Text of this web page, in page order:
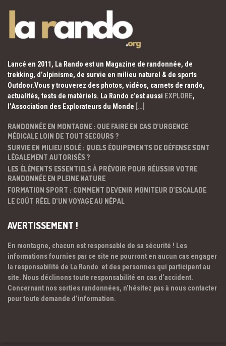
Lancé en 2011, La Rando est un Magazine de randonnée, de
trekking, d’alpinisme, de survie en milieu naturel & de sports
Outdoor.Vous y trouverez des photos, vidéos, carnets de rando,
actualités, tests de matériels. La Rando c’est aussi EXPLORE,
l’Association des Explorateurs du Monde […]
RANDONNÉE EN MONTAGNE : QUE FAIRE EN CAS D’URGENCE
MÉDICALE LOIN DE TOUT SECOURS ?
SURVIE EN MILIEU ISOLÉ : QUELS ÉQUIPEMENTS DE DÉFENSE SONT
LÉGALEMENT AUTORISÉS ?
LES ÉLÉMENTS ESSENTIELS À PRÉVOIR POUR RÉUSSIR VOTRE
RANDONNÉE EN PLEINE NATURE
FORMATION SPORT : COMMENT DEVENIR MONITEUR D’ESCALADE
LE COÛT RÉEL D’UN VOYAGE AU NÉPAL
AVERTISSEMENT !
En montagne, chacun est responsable de sa sécurité ! Les
informations fournies par ce site ne pourront en aucun cas engager
la responsabilité de La Rando et des personnes qui participent au
site. Nous déclinons toute responsabilité en cas d’accident.
Concernant nos sorties randonnées, n’hésitez pas à nous contacter
pour toute demande d’information.